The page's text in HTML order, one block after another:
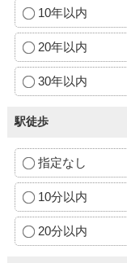
10年以内
20年以内
30年以内
駅徒歩
指定なし
10分以内
20分以内